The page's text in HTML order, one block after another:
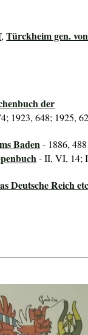
,Türckheim gen. von
der
1923, 648; 1925,
Baden- 1886, 488
- II, VI, 14;
Deutsche Reich